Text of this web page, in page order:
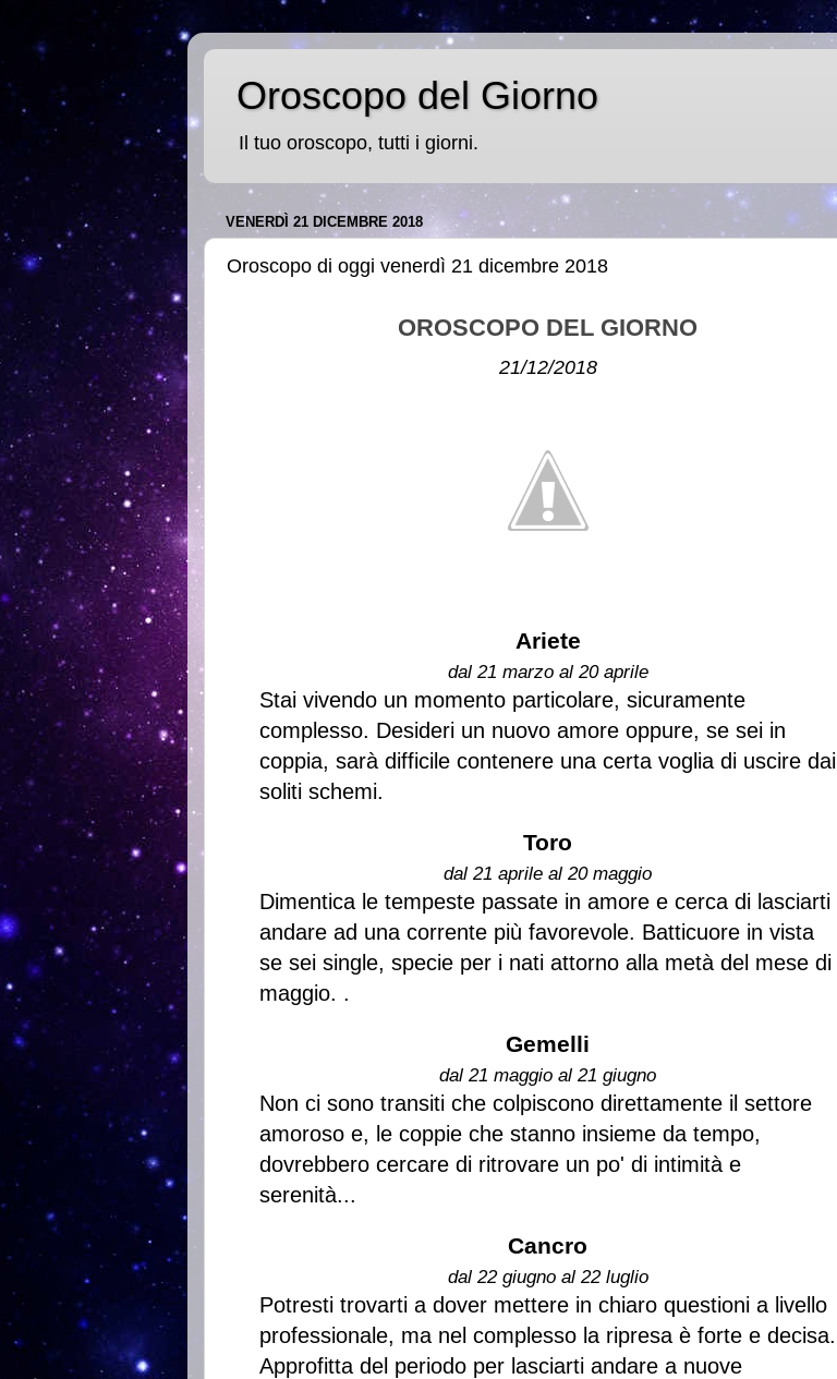
Oroscopo del Giorno
Il tuo oroscopo, tutti i giorni.
VENERDÌ 21 DICEMBRE 2018
Oroscopo di oggi venerdì 21 dicembre 2018
OROSCOPO DEL GIORNO
21/12/2018
Ariete
dal 21 marzo al 20 aprile
Stai vivendo un momento particolare, sicuramente
complesso. Desideri un nuovo amore oppure, se sei in
coppia, sarà difficile contenere una certa voglia di uscire dai
soliti schemi.
Toro
dal 21 aprile al 20 maggio
Dimentica le tempeste passate in amore e cerca di lasciarti
andare ad una corrente più favorevole. Batticuore in vista
se sei single, specie per i nati attorno alla metà del mese di
maggio. .
Gemelli
dal 21 maggio al 21 giugno
Non ci sono transiti che colpiscono direttamente il settore
amoroso e, le coppie che stanno insieme da tempo,
dovrebbero cercare di ritrovare un po' di intimità e
serenità...
Cancro
dal 22 giugno al 22 luglio
Potresti trovarti a dover mettere in chiaro questioni a livello
professionale, ma nel complesso la ripresa è forte e decisa.
Approfitta del periodo per lasciarti andare a nuove